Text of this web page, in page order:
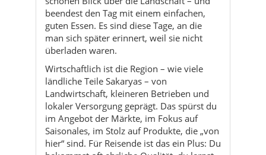
Wirtschaftlich ist die Region – wie viele
ländliche Teile Sakaryas – von
Landwirtschaft, kleineren Betrieben und
lokaler Versorgung geprägt. Das spürst du
im Angebot der Märkte, im Fokus auf
Saisonales, im Stolz auf Produkte, die „von
hier“ sind. Für Reisende ist das ein Plus: Du
bekommst oft ehrliche Qualität, du lernst,
wie vielfältig regionale Küche sein kann,
und du merkst, dass die Türkei nicht nur
aus großen Städten und großen Namen
besteht.